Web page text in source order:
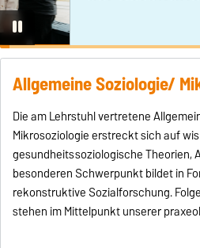
…
Allgemeine Soziologie/
Die am Lehrstuhl vertretene
Mikrosoziologie erstreckt sich auf
gesundheitssoziologische Theorien,
besonderen Schwerpunkt bildet in
rekonstruktive Sozialforschung.
stehen im Mittelpunkt unserer